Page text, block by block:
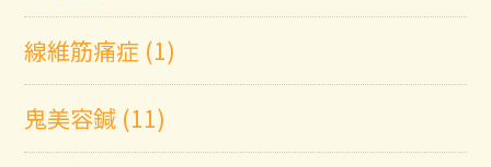
線維筋痛症 (1)
鬼美容鍼 (11)